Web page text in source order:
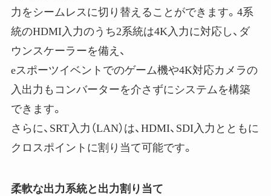
力をシームレスに切り替えることができます。4系
統のHDMI入力のうち2系統は4K入力に対応し、ダ
ウンスケーラーを備え、
eスポーツイベントでのゲーム機や4K対応カメラの
入出力もコンバーターを介さずにシステムを構築
できます。
さらに、SRT入力（LAN）は、HDMI、SDI入力とともに
クロスポイントに割り当て可能です。
柔軟な出力系統と出力割り当て